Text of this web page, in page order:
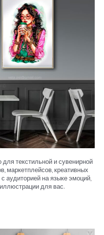
текстильной и сувенирной
маркетплейсов, креативных
аудиторией на языке эмоций,
для вас.